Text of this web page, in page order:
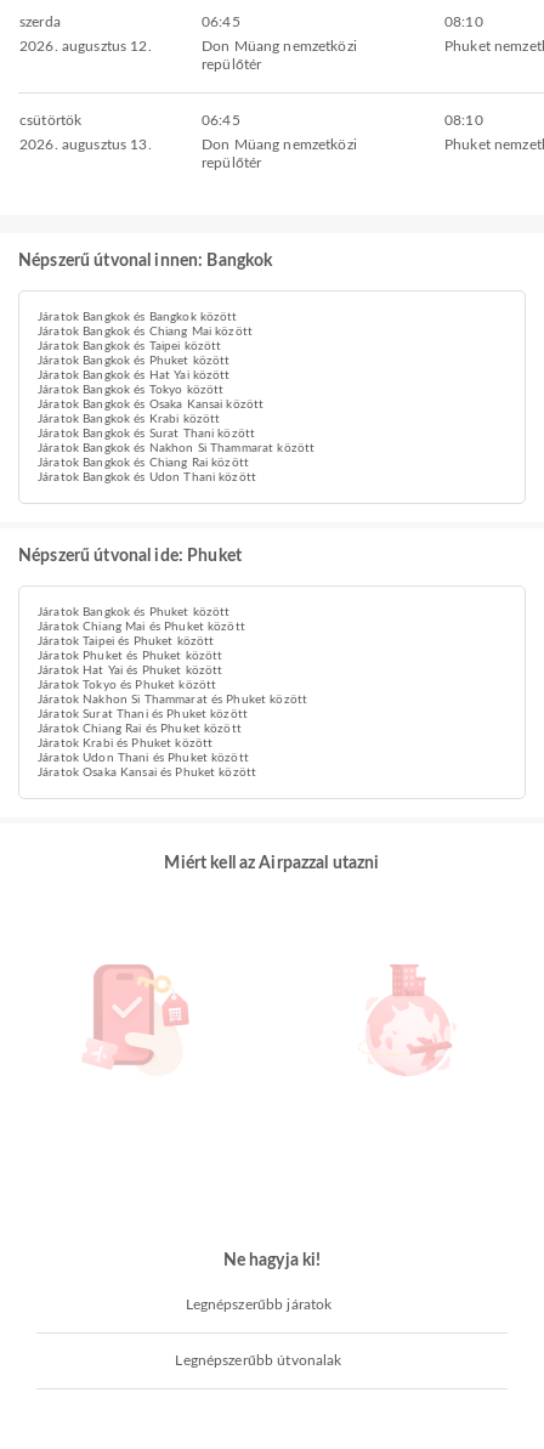
szerda
2026. augusztus 12.
06:45
Don Müang nemzetközi
repülőtér
08:10
Phuket
csütörtök
2026. augusztus 13.
06:45
Don Müang nemzetközi
repülőtér
08:10
Phuket
Népszerű útvonal innen: Bangkok
Járatok Bangkok és Bangkok között
Járatok Bangkok és Chiang Mai között
Járatok Bangkok és Taipei között
Járatok Bangkok és Phuket között
Járatok Bangkok és Hat Yai között
Járatok Bangkok és Tokyo között
Járatok Bangkok és Osaka Kansai között
Járatok Bangkok és Krabi között
Járatok Bangkok és Surat Thani között
Járatok Bangkok és Nakhon Si Thammarat között
Járatok Bangkok és Chiang Rai között
Járatok Bangkok és Udon Thani között
Népszerű útvonal ide: Phuket
Járatok Bangkok és Phuket között
Járatok Chiang Mai és Phuket között
Járatok Taipei és Phuket között
Járatok Phuket és Phuket között
Járatok Hat Yai és Phuket között
Járatok Tokyo és Phuket között
Járatok Nakhon Si Thammarat és Phuket között
Járatok Surat Thani és Phuket között
Járatok Chiang Rai és Phuket között
Járatok Krabi és Phuket között
Járatok Udon Thani és Phuket között
Járatok Osaka Kansai és Phuket között
Miért kell az Airpazzal utazni
Ne hagyja ki!
Legnépszerűbb járatok
Legnépszerűbb útvonalak